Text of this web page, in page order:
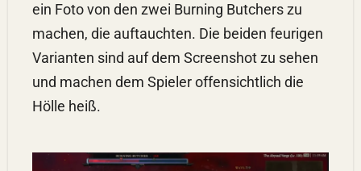
ein Foto von den zwei Burning Butchers zu
machen, die auftauchten. Die beiden feurigen
Varianten sind auf dem Screenshot zu sehen
und machen dem Spieler offensichtlich die
Hölle heiß.